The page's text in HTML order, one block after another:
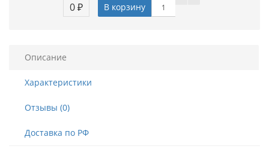
0 ₽ В корзину
Описание
Характеристики
Отзывы (0)
Доставка по РФ